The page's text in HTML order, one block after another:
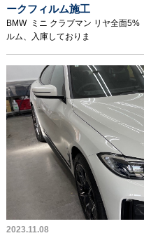
ークフィルム施工
BMW ミニ クラブマン リヤ全面
ルム、入庫しておりま
2023.11.08